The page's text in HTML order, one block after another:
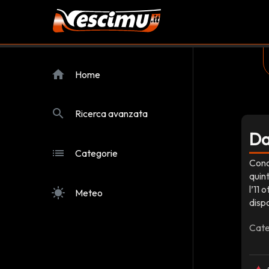
home Home
search Ricerca avanzata
list Categorie
sunny Meteo
l’11